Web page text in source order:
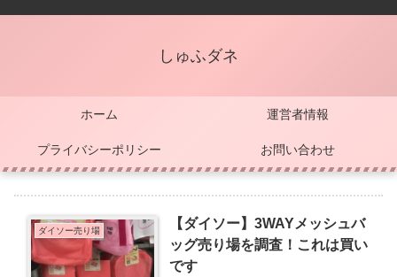
しゅふダネ
ホーム 運営者情報
プライバシーポリシー お問い合わせ
ダイソー売り場
【ダイソー】3WAYメッシュバ
ッグ売り場を調査！これは買い
です